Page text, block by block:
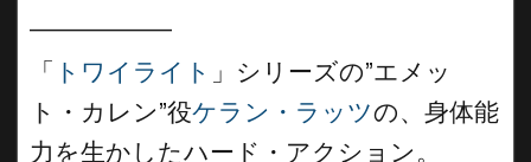
「 トワイライト 」シリーズの”エメッ
ト・カレン”役ケラン・ラッツの、身体能
力を生かしたハード・アクション。